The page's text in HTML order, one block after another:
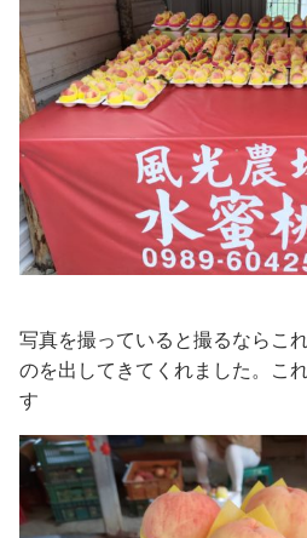
写真を撮っていると撮るならこ
のを出してきてくれました。こ
す